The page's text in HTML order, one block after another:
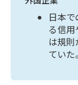
日本
る信
は規
ていた。